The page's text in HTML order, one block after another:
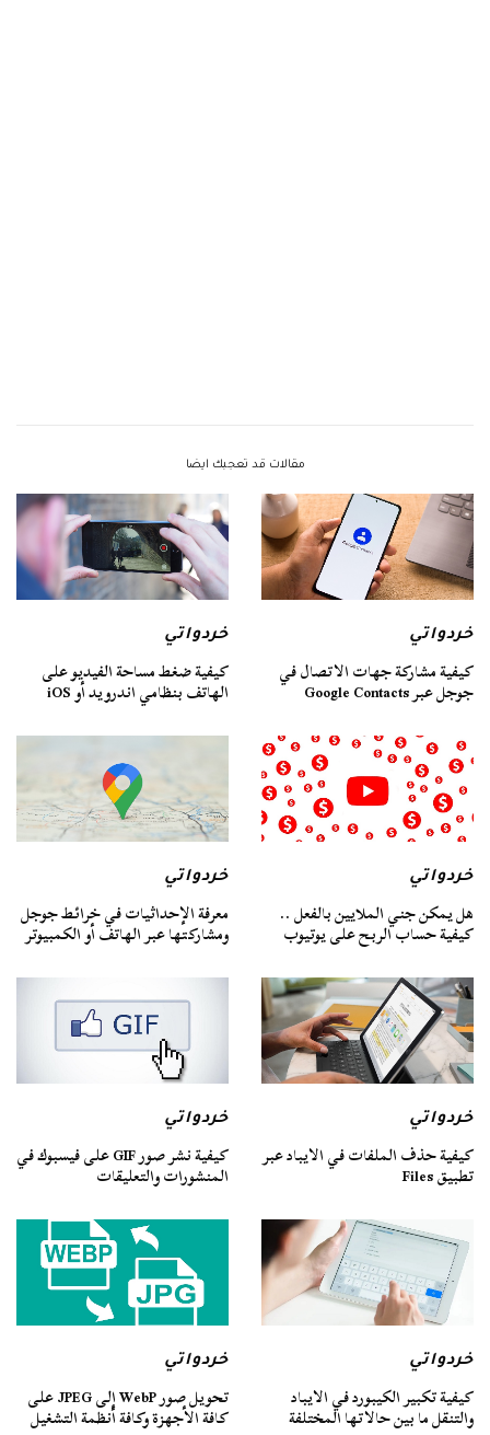
مقالات قد تعجبك ايضا
خردواتي
كيفية مشاركة جهات الاتصال في
جوجل عبر Google Contacts
خردواتي
كيفية ضغط مساحة الفيديو على
الهاتف بنظامي اندرويد أو iOS
خردواتي
هل يمكن جني الملايين بالفعل ..
كيفية حساب الربح على يوتيوب
خردواتي
معرفة الإحداثيات في خرائط جوجل
ومشاركتها عبر الهاتف أو الكمبيوتر
خردواتي
كيفية حذف الملفات في الايباد عبر
تطبيق Files
خردواتي
كيفية نشر صور GIF على فيسبوك في
المنشورات والتعليقات
خردواتي
كيفية تكبير الكيبورد في الايباد
والتنقل ما بين حالاتها المختلفة
خردواتي
تحويل صور WebP إلى JPEG على
كافة الأجهزة وكافة أنظمة التشغيل